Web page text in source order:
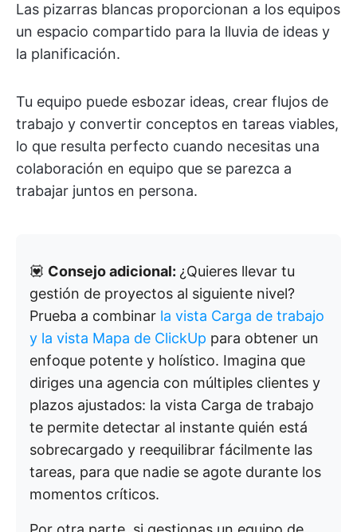
Las pizarras blancas proporcionan a los equipos
un espacio compartido para la lluvia de ideas y
la planificación.
Tu equipo puede esbozar ideas, crear flujos de
trabajo y convertir conceptos en tareas viables,
lo que resulta perfecto cuando necesitas una
colaboración en equipo que se parezca a
trabajar juntos en persona.
💟 Consejo adicional: ¿Quieres llevar tu
gestión de proyectos al siguiente nivel?
Prueba a combinar la vista Carga de trabajo
y la vista Mapa de ClickUp para obtener un
enfoque potente y holístico. Imagina que
diriges una agencia con múltiples clientes y
plazos ajustados: la vista Carga de trabajo
te permite detectar al instante quién está
sobrecargado y reequilibrar fácilmente las
tareas, para que nadie se agote durante los
momentos críticos.